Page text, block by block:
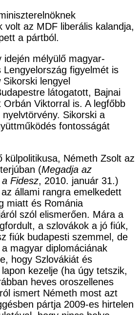
volt az MDF liberális kalandja,
a pártból.
idején mélyülő magyar-
Lengyelország figyelmét is
lengyel
látogatott, Bajnai
Orbán Viktorral is. A legfőbb
Sikorski a
fontosságát
külpolitikusa, Németh Zsolt az
(Megadja az
Fidesz, 2010. január 31.)
állami rangra emelkedett
miatt és Románia
szól elismerően. Mára a
a szlovákok a jó fiúk,
fiúk budapesti szemmel, de
magyar diplomáciának
hogy Szlovákiát és
kezelje (ha úgy tetszik,
heves oroszellenes
ismert Németh most azt
pártja 2009-es hirtelen